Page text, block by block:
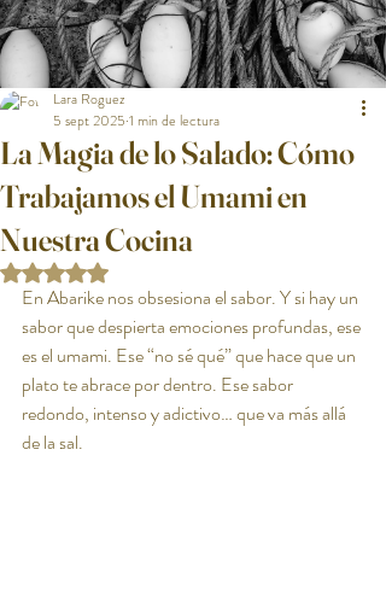
La Magia de lo Salado: Cómo
Trabajamos el Umami en
Nuestra Cocina
Lara Roguez
5 sept 2025 1 min de lectura
Obtuvo NaN de 5 estrellas.
En Abarike nos obsesiona el sabor. Y si hay un
sabor que despierta emociones profundas, ese
es el umami. Ese “no sé qué” que hace que un
plato te abrace por dentro. Ese sabor
redondo, intenso y adictivo… que va más allá
de la sal.